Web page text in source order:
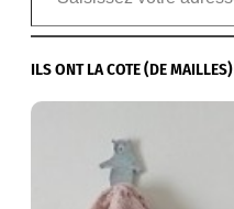
ILS ONT LA COTE (DE MAILLES)